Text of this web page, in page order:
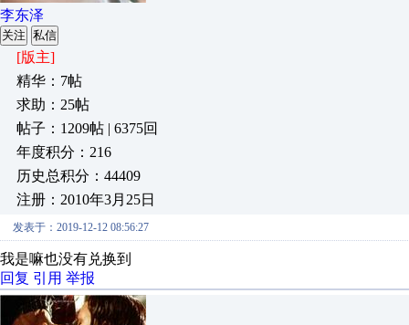
李东泽
关注 私信
[版主]
精华：7帖
求助：25帖
帖子：1209帖 | 6375回
年度积分：216
历史总积分：44409
注册：2010年3月25日
发表于：2019-12-12 08:56:27
我是嘛也没有兑换到
回复 引用 举报